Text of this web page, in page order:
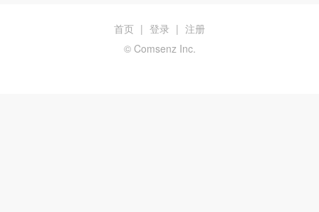
首页 | 登录 | 注册
© Comsenz Inc.